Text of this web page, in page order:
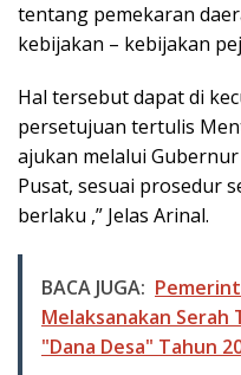
tentang pemekaran
kebijakan – kebijakan
Hal tersebut dapat di
persetujuan tertulis
ajukan melalui
Pusat, sesuai prosedur
berlaku ,” Jelas Arinal.
BACA JUGA:
Melaksanakan Serah
"Dana Desa" Tahun